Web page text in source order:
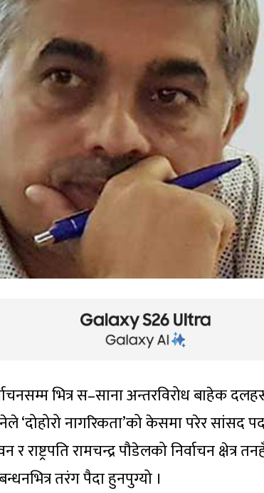
भित्र स–साना अन्तरविरोध बाहेक
‘दोहोरो नागरिकता’को केसमा परेर
र राष्ट्रपति रामचन्द्र पौडेलको निर्वाचन
तरंग पैदा हुनपुग्यो ।